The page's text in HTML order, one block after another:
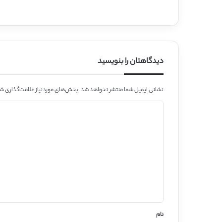
دیدگاهتان را بنویسید
نشانی ایمیل شما منتشر نخواهد شد.بخش‌های موردنیاز علامت‌گذاری
نام